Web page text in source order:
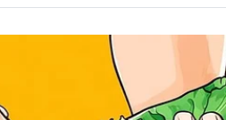
τις
πολλές
τόπου μας…
Η ΜΕΓΑΛΗ
ΤΗΣ
ΠΟΣΑ ΜΥΣΤΙΚΑ